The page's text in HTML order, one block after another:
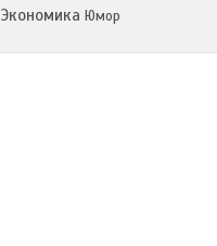
Экономика Юмор